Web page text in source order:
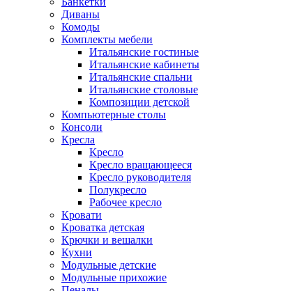
Диваны
Комоды
Комплекты мебели
Итальянские гостиные
Итальянские кабинеты
Итальянские спальни
Итальянские столовые
Композиции детской
Компьютерные столы
Консоли
Кресла
Кресло
Кресло вращающееся
Кресло руководителя
Полукресло
Рабочее кресло
Кровати
Кроватка детская
Крючки и вешалки
Кухни
Модульные детские
Модульные прихожие